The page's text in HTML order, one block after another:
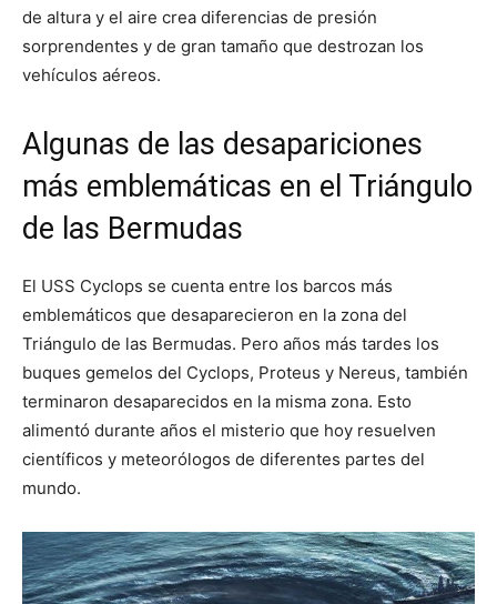
de altura y el aire crea diferencias de presión
sorprendentes y de gran tamaño que destrozan los
vehículos aéreos.
Algunas de las desapariciones
más emblemáticas en el Triángulo
de las Bermudas
El USS Cyclops se cuenta entre los barcos más
emblemáticos que desaparecieron en la zona del
Triángulo de las Bermudas. Pero años más tardes los
buques gemelos del Cyclops, Proteus y Nereus, también
terminaron desaparecidos en la misma zona. Esto
alimentó durante años el misterio que hoy resuelven
científicos y meteorólogos de diferentes partes del
mundo.